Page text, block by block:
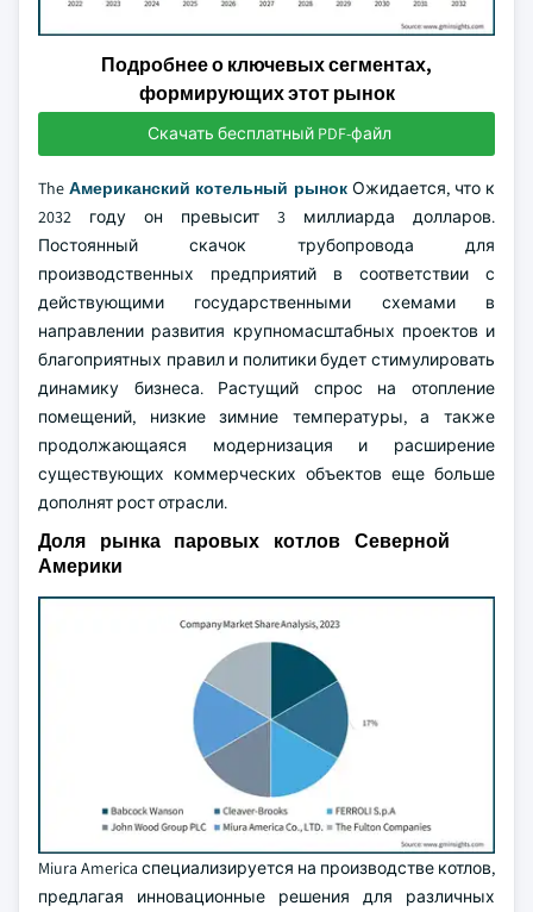
Подробнее о ключевых сегментах,
формирующих этот рынок
Скачать бесплатный PDF-файл
TheАмериканский котельный рынокОжидается, что к
2032 году он превысит 3 миллиарда долларов.
Постоянный скачок трубопровода для
производственных предприятий в соответствии с
действующими государственными схемами в
направлении развития крупномасштабных проектов и
благоприятных правил и политики будет стимулировать
динамику бизнеса. Растущий спрос на отопление
помещений, низкие зимние температуры, а также
продолжающаяся модернизация и расширение
существующих коммерческих объектов еще больше
дополнят рост отрасли.
Доля рынка паровых котлов Северной
Америки
Miura America специализируется на производстве котлов,
предлагая инновационные решения для различных